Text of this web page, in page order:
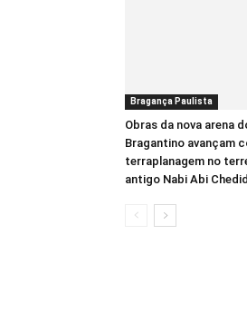
Bragança Paulista
Obras da nova arena
Bragantino avançam
terraplanagem no
antigo Nabi Abi Chedid